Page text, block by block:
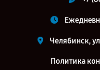
Челябинск,
Политика